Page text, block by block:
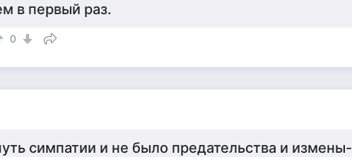
в первый раз.
0
симпатии и не было предательства и измены-